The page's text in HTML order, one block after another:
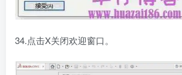
34.点击X关闭欢迎窗口。